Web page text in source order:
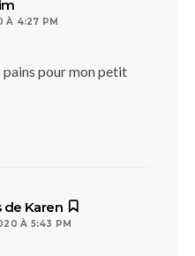
À 4:27 PM
pour mon petit
de Karen
À 5:43 PM